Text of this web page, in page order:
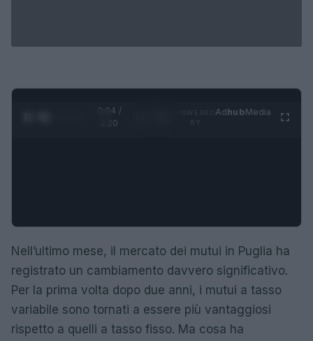
0:05 /
1:20
AdhubMedia
Nell’ultimo mese, il mercato dei mutui in Puglia ha
registrato un cambiamento davvero significativo.
Per la prima volta dopo due anni, i mutui a tasso
variabile sono tornati a essere più vantaggiosi
rispetto a quelli a tasso fisso. Ma cosa ha